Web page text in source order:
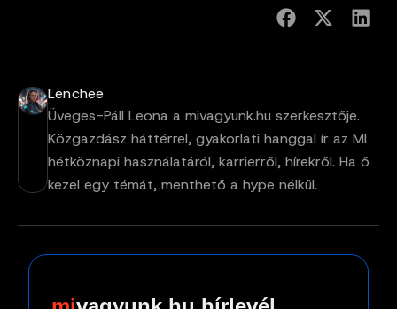
Lenchee
Üveges-Páll Leona a mivagyunk.hu szerkesztője.
Közgazdász háttérrel, gyakorlati hanggal ír az MI
hétköznapi használatáról, karrierről, hírekről. Ha ő
kezel egy témát, menthető a hype nélkül.